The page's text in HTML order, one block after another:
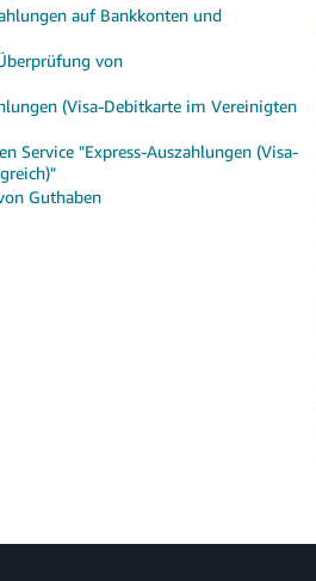
auf Bankkonten und
von
(Visa-Debitkarte im Vereinigten
Service "Express-Auszahlungen (Visa-
Guthaben